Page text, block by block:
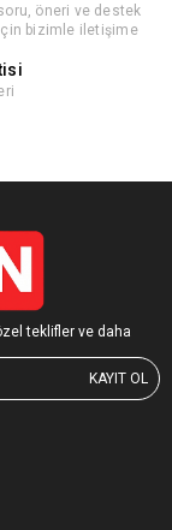
öneri ve destek
bizimle iletişime
teklifler ve daha
KAYIT OL